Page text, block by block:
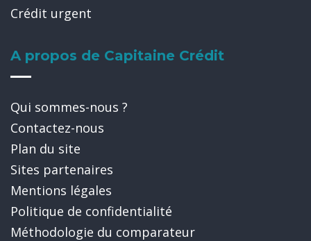
Crédit urgent
A propos de Capitaine Crédit
Qui sommes-nous ?
Contactez-nous
Plan du site
Sites partenaires
Mentions légales
Politique de confidentialité
Méthodologie du comparateur